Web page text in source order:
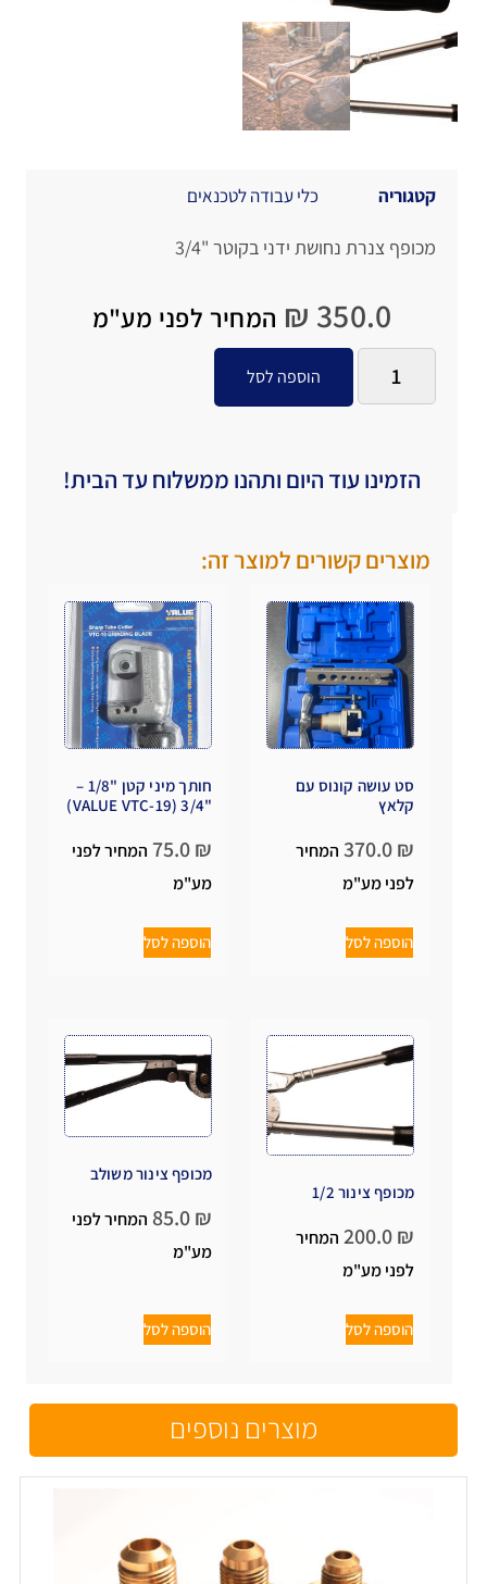
קטגוריה כלי עבודה לטכנאים
מכופף צנרת נחושת ידני בקוטר "3/4
₪ 350.0 המחיר לפני מע"מ
הוספה לסל
הזמינו עוד היום ותהנו ממשלוח עד הבית!
מוצרים קשורים למוצר זה:
סט עושה קונוס עם
קלאץ
₪
המחיר
לפני מע"מ
הוספה לסל
חותך מיני קטן "1/8 –
"3/4 (VALUE VTC-19)
₪
המחיר לפני
מע"מ
הוספה לסל
מכופף צינור 1/2
₪
המחיר
לפני מע"מ
הוספה לסל
מכופף צינור משולב
₪
המחיר לפני
מע"מ
הוספה לסל
מוצרים נוספים